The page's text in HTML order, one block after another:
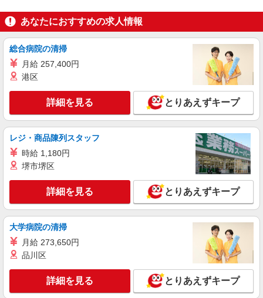
あなたにおすすめの求人情報
総合病院の清掃
月給 257,400円
港区
詳細を見る とりあえずキープ
レジ・商品陳列スタッフ
時給 1,180円
堺市堺区
詳細を見る とりあえずキープ
大学病院の清掃
月給 273,650円
品川区
詳細を見る とりあえずキープ